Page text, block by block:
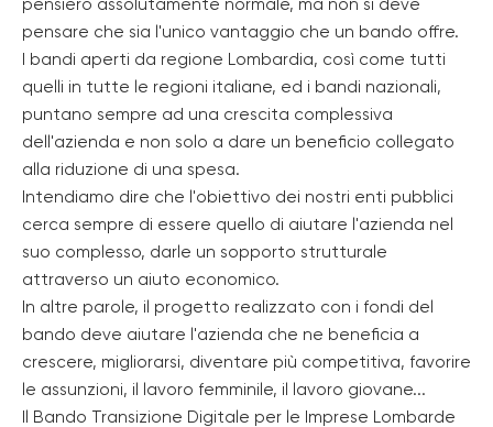
pensiero assolutamente normale, ma non si deve
pensare che sia l'unico vantaggio che un bando offre.
I bandi aperti da regione Lombardia, così come tutti
quelli in tutte le regioni italiane, ed i bandi nazionali,
puntano sempre ad una crescita complessiva
dell'azienda e non solo a dare un beneficio collegato
alla riduzione di una spesa.
Intendiamo dire che l'obiettivo dei nostri enti pubblici
cerca sempre di essere quello di aiutare l'azienda nel
suo complesso, darle un sopporto strutturale
attraverso un aiuto economico.
In altre parole, il progetto realizzato con i fondi del
bando deve aiutare l'azienda che ne beneficia a
crescere, migliorarsi, diventare più competitiva, favorire
le assunzioni, il lavoro femminile, il lavoro giovane...
Il Bando Transizione Digitale per le Imprese Lombarde